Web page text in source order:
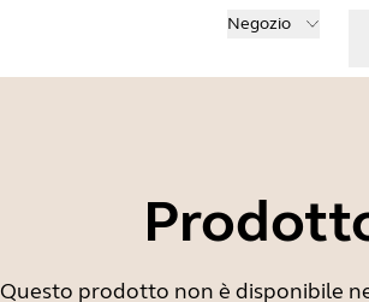
Negozio
Questo prodotto non è disponibile